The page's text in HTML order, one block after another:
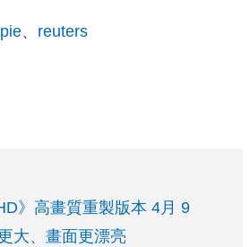
、 reuters
》高畫質重製版本 4月 9
大、畫面更漂亮